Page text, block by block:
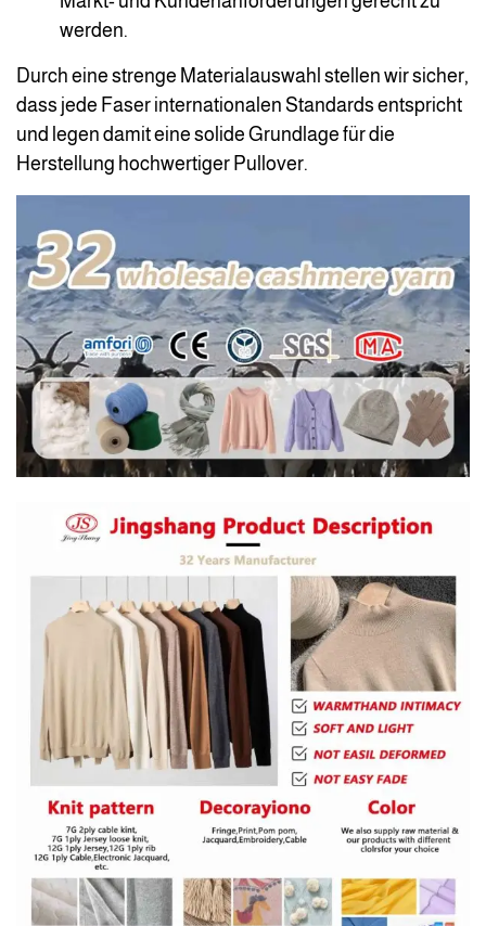
werden.
Durch eine strenge Materialauswahl stellen wir sicher,
dass jede Faser internationalen Standards entspricht
und legen damit eine solide Grundlage für die
Herstellung hochwertiger Pullover.